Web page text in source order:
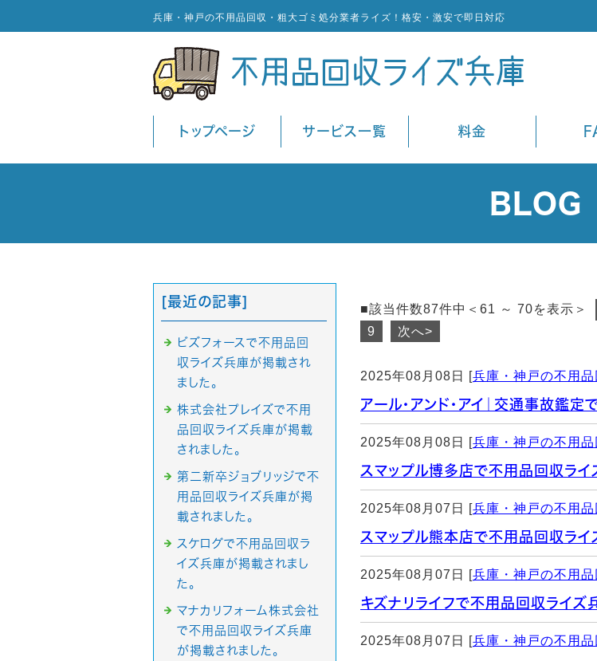
兵庫・神戸の不用品回収・粗大ゴミ処分業者ライズ！格安・激安で即日対応
トップページ サービス一覧 料金
BLOG
■該当件数87件中＜61 ～ 70を表示＞
9
次へ>
2025年08月08日 [兵庫・神戸の不用品
アール・アンド・アイ｜交通事故鑑
2025年08月08日 [兵庫・神戸の不用品
スマップル博多店で不用品回収ライ
2025年08月07日 [兵庫・神戸の不用品
スマップル熊本店で不用品回収ライ
2025年08月07日 [兵庫・神戸の不用品
キズナリライフで不用品回収ライズ
2025年08月07日 [兵庫・神戸の不用品
[最近の記事]
ビズフォースで不用品回
収ライズ兵庫が掲載され
ました。
株式会社プレイズで不用
品回収ライズ兵庫が掲載
されました。
第二新卒ジョブリッジで不
用品回収ライズ兵庫が掲
載されました。
スケログで不用品回収ラ
イズ兵庫が掲載されまし
た。
マナカリフォーム株式会社
で不用品回収ライズ兵庫
が掲載されました。